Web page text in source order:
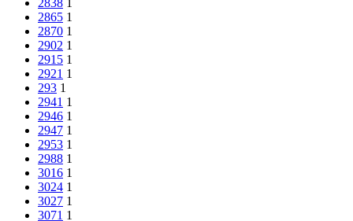
2865 1
2870 1
2902 1
2915 1
2921 1
293 1
2941 1
2946 1
2947 1
2953 1
2988 1
3016 1
3024 1
3027 1
3071 1